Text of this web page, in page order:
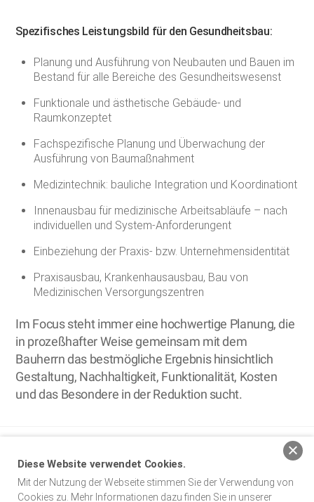
Spezifisches Leistungsbild für den Gesundheitsbau:
Planung und Ausführung von Neubauten und Bauen im
Bestand für alle Bereiche des Gesundheitswesenst
Funktionale und ästhetische Gebäude- und
Raumkonzeptet
Fachspezifische Planung und Überwachung der
Ausführung von Baumaßnahment
Medizintechnik: bauliche Integration und Koordinationt
Innenausbau für medizinische Arbeitsabläufe – nach
individuellen und System-Anforderungent
Einbeziehung der Praxis- bzw. Unternehmensidentität
Praxisausbau, Krankenhausausbau, Bau von
Medizinischen Versorgungszentren
Im Focus steht immer eine hochwertige Planung, die
in prozeßhafter Weise gemeinsam mit dem
Bauherrn das bestmögliche Ergebnis hinsichtlich
Gestaltung, Nachhaltigkeit, Funktionalität, Kosten
und das Besondere in der Reduktion sucht.
baumgarten simon architekten BDA
Impressum Datenschutz
Diese Website verwendet Cookies.
Mit der Nutzung der Webseite stimmen Sie der Verwendung von
Cookies zu. Mehr Informationen dazu finden Sie in unserer